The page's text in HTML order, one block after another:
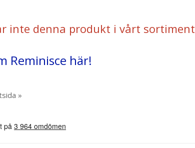
inte denna produkt i vårt sortiment
Reminisce här!
»